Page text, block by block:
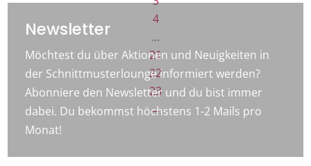
4
…
21
22
23
→
Newsletter
Möchtest du über Aktionen und Neuigkeiten in
der Schnittmusterlounge informiert werden?
Abonniere den Newsletter und du bist immer
dabei. Du bekommst höchstens 1-2 Mails pro
Monat!